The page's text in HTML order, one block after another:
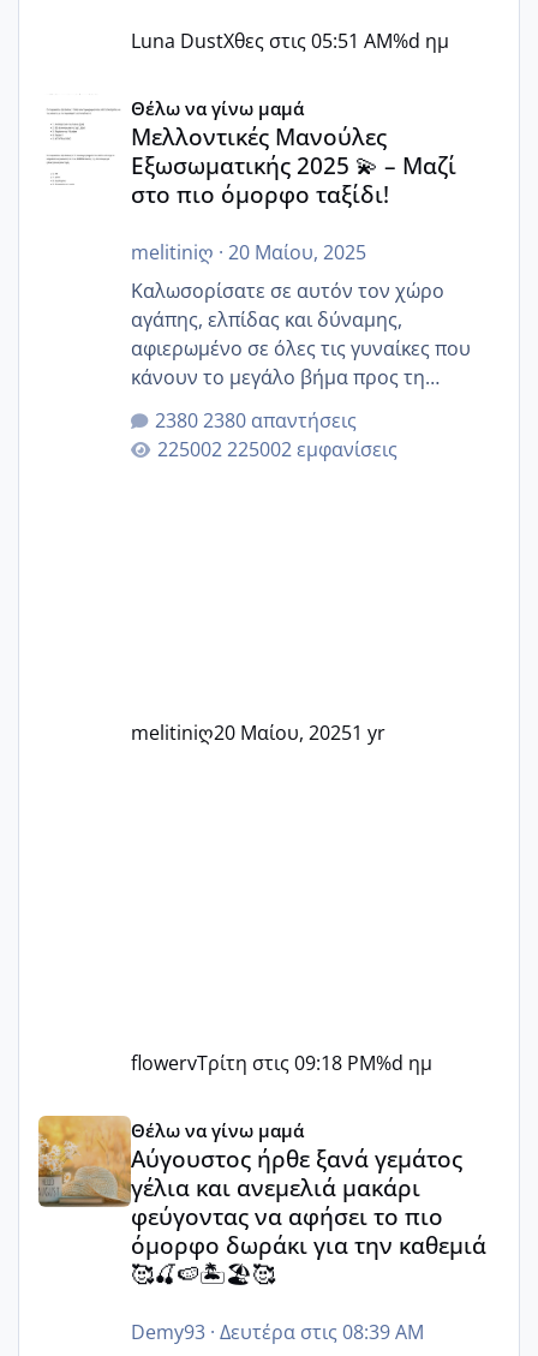
Luna DustΧθες στις 05:51 AM%d ημ
Μελλοντικές Μανούλες Εξωσωματικής 2025 💫 – Μαζί
Θέλω να γίνω μαμά
Μελλοντικές Μανούλες
Εξωσωματικής 2025 💫 – Μαζί
στο πιο όμορφο ταξίδι!
melitiniღ · 20 Μαίου, 2025
Καλωσορίσατε σε αυτόν τον χώρο
αγάπης, ελπίδας και δύναμης,
αφιερωμένο σε όλες τις γυναίκες που
κάνουν το μεγάλο βήμα προς τη
μητρότητα μέσω εξωσωματικής το 2025.
Εδώ θα μοιραστούμε αγωνίες, χαρές,
εμπειρίες και κάθε μικρή ή μεγάλη
2380 απαντήσεις
225002 εμφανίσεις
melitiniღ20 Μαίου, 20251 yr
flowervΤρίτη στις 09:18 PM%d ημ
Αύγουστος ήρθε ξανά γεμάτος γέλια και ανεμελιά
Θέλω να γίνω μαμά
Αύγουστος ήρθε ξανά γεμάτος
γέλια και ανεμελιά μακάρι
φεύγοντας να αφήσει το πιο
όμορφο δωράκι για την καθεμιά
🥰🍒🍉🏝️🏖️🥰
Demy93· Δευτέρα στις 08:39 AM